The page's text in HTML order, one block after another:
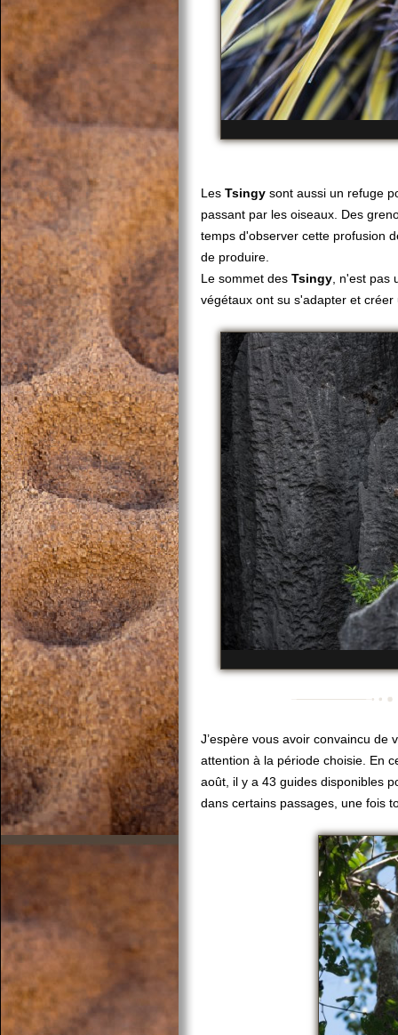
Les Tsingy sont aussi un refuge
passant par les oiseaux. Des
temps d'observer cette profusion
de produire.
Le sommet des Tsingy , n'est
végétaux ont su s'adapter et
J’espère vous avoir convaincu de
attention à la période choisie. En
août, il y a 43 guides disponibles
dans certains passages, une fois